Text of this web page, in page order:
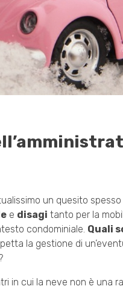
un quesito spesso
e disagi tanto per la
condominiale. Quali
la gestione di
in cui la neve non è una